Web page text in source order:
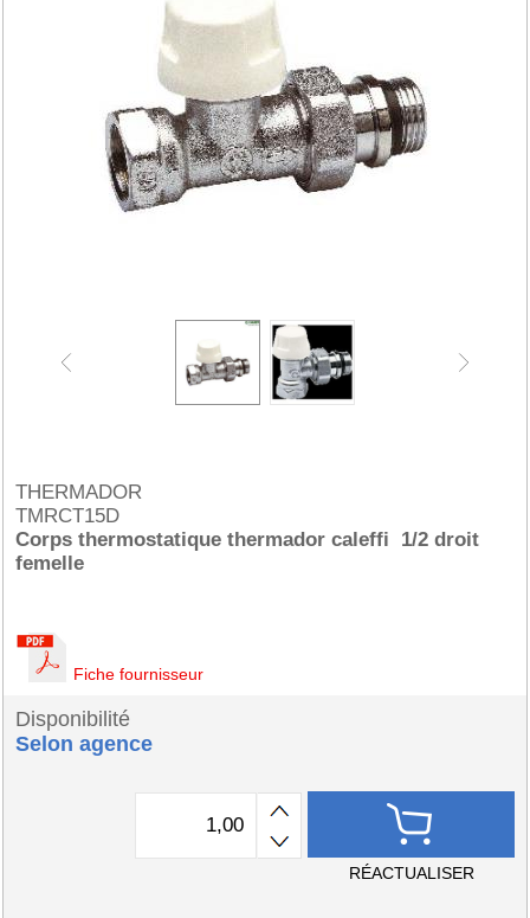
THERMADOR
TMRCT15D
Corps thermostatique thermador caleffi 1/2 droit
femelle
Fiche fournisseur
Disponibilité
Selon agence
RÉACTUALISER